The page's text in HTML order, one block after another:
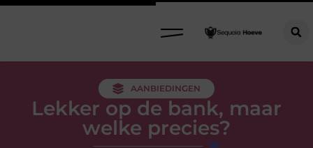
AANBIEDINGEN
Lekker op de bank, maar
welke precies?